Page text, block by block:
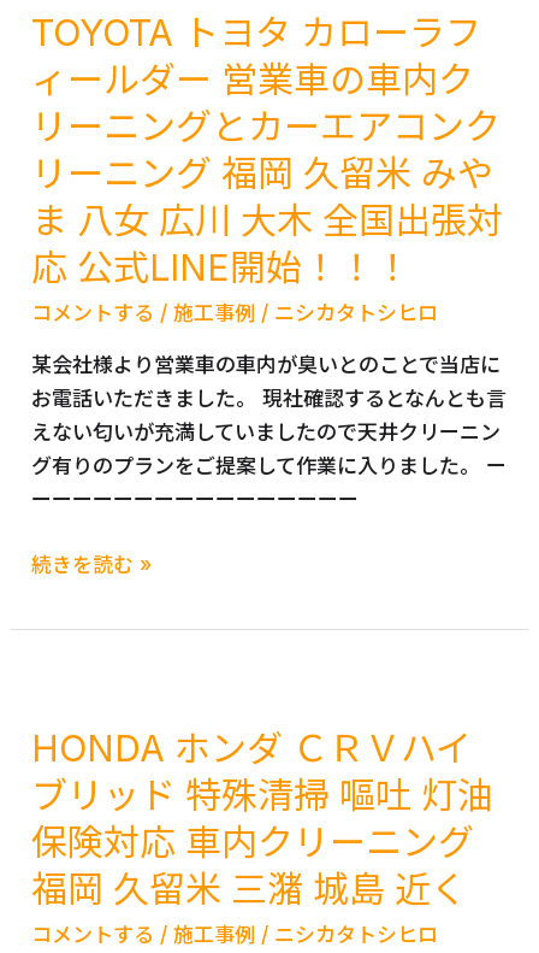
TOYOTA トヨタ カローラフ
ィールダー 営業車の車内ク
リーニングとカーエアコンク
リーニング 福岡 久留米 みや
ま 八女 広川 大木 全国出張対
応 公式LINE開始！！！
コメントする /施工事例 / ニシカタトシヒロ
某会社様より営業車の車内が臭いとのことで当店に
お電話いただきました。 現社確認するとなんとも言
えない匂いが充満していましたので天井クリーニン
グ有りのプランをご提案して作業に入りました。 ー
ーーーーーーーーーーーーーーーー
TOYOTA
ヨ
ロ
ー
ラ
フ
ィ
ー
ル
続きを読む »
HONDA ホンダ ＣＲＶハイ
ブリッド 特殊清掃 嘔吐 灯油
保険対応 車内クリーニング
福岡 久留米 三潴 城島 近く
コメントする /施工事例 / ニシカタトシヒロ